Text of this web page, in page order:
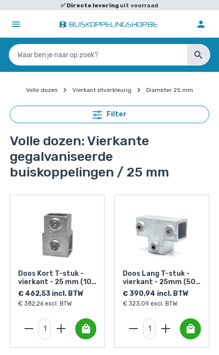
✅Directe levering uit voorraad
Volle dozen Vierkant zilverkleurig Diameter 25 mm
Filter
Volle dozen: Vierkante
gegalvaniseerde
buiskoppelingen / 25 mm
Doos Kort T-stuk -
vierkant - 25 mm (100
stuks)
€ 462,53 incl. BTW
€ 382,26 excl. BTW
Doos Lang T-stuk -
vierkant - 25mm (50
stuks)
€ 390,94 incl. BTW
€ 323,09 excl. BTW